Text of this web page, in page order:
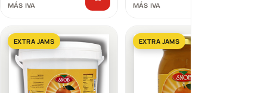
MÁS IVA MÁS IVA
EXTRA JAMS EXTRA JAMS